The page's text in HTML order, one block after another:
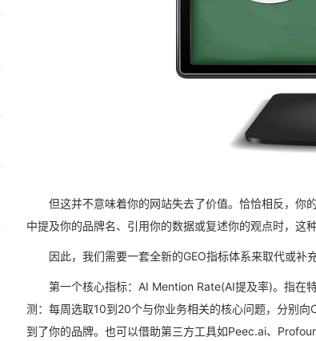
但这并不意味着你的网站失去了价值。恰恰相反，
中提及你的品牌名、引用你的数据或复述你的观点时，
因此，我们需要一套全新的GEO指标体系来取代或补
第一个核心指标：AI Mention Rate(AI提及率)。指在
测：每周选取10到20个与你业务相关的核心问题，分别
到了你的品牌。也可以借助第三方工具如Peec.ai、